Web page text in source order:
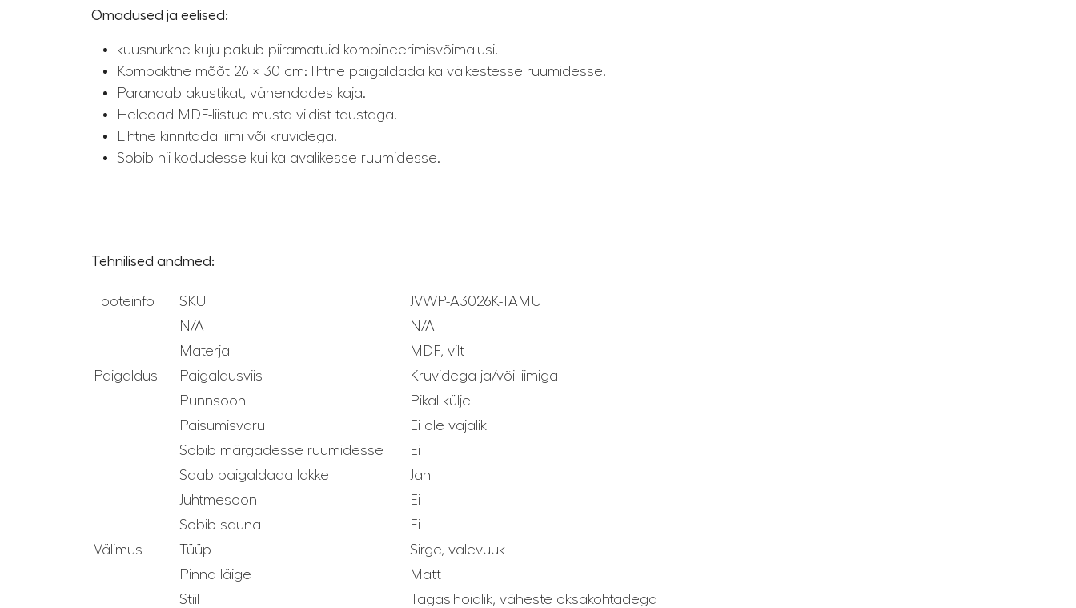
Omadused ja eelised:
kuusnurkne kuju pakub piiramatuid kombineerimisvõimalusi.
Kompaktne mõõt 26 × 30 cm: lihtne paigaldada ka väikestesse ruumidesse.
Parandab akustikat, vähendades kaja.
Heledad MDF-liistud musta vildist taustaga.
Lihtne kinnitada liimi või kruvidega.
Sobib nii kodudesse kui ka avalikesse ruumidesse.
Tehnilised andmed:
Tooteinfo SKU
JVWP-A3026K-TAMU
N/A
N/A
Materjal
MDF, vilt
Paigaldus
Paigaldusviis
Kruvidega ja/või liimiga
Punnsoon
Pikal küljel
Paisumisvaru
Ei ole vajalik
Sobib märgadesse ruumidesse
Ei
Saab paigaldada lakke
Jah
Juhtmesoon
Ei
Sobib sauna
Ei
Välimus
Tüüp
Sirge, valevuuk
Pinna läige
Matt
Stiil
Tagasihoidlik, väheste oksakohtadega